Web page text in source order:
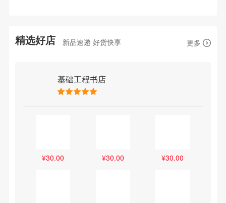
精选好店 新品速递 好货快享 更多
基础工程书店
¥30.00 ¥30.00 ¥30.00